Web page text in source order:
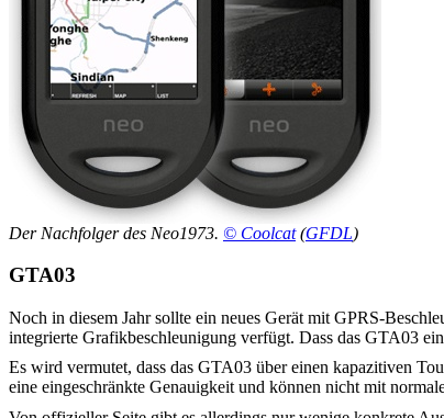
Der Nachfolger des Neo1973. © Coolcat(GFDL)
GTA03
Noch in diesem Jahr sollte ein neues Gerät mit GPRS-
integrierte Grafikbeschleunigung verfügt. Dass das GTA03
Es wird vermutet, dass das GTA03 über einen kapazitiven
eine eingeschränkte Genauigkeit und können nicht mit